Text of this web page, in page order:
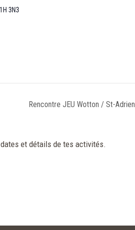
3N3
Rencontre JEU Wotton / St-Adrien
et détails de tes activités.